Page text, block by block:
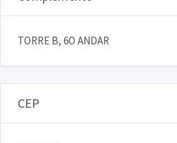
TORRE B, 6O ANDAR
CEP